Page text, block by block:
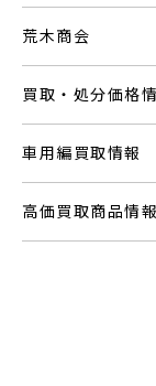
荒木商会
買取・処分価格
車用編買取情報
高価買取商品情